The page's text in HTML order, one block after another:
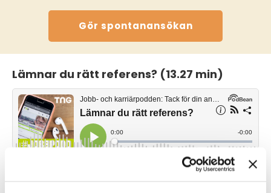
Gör spontanansökan
Lämnar du rätt referens? (13.27 min)
Google, Facebook, Linkedin, Twitter – var